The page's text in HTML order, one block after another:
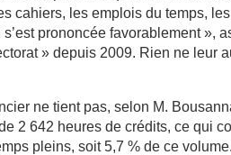
cahiers, les emplois du temps,
prononcée favorablement »,
» depuis 2009. Rien ne leur
ne tient pas, selon M.
2 642 heures de crédits, ce qui
pleins, soit 5,7 % de ce